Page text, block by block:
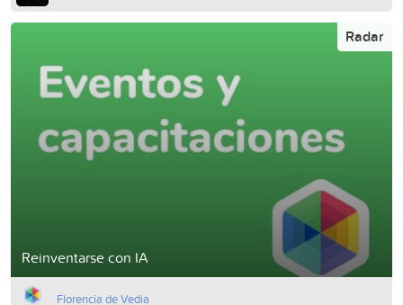
Reinventarse con IA
Radar
Florencia de Vedia